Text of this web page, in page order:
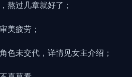
熬过几章就好了；
美疲劳；
色未交代，详情见女主介绍；